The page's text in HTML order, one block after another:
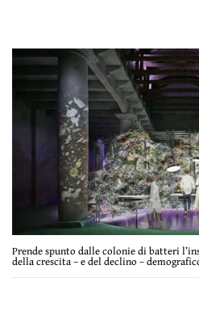
Prende spunto dalle colonie di batteri
della crescita – e del declino –